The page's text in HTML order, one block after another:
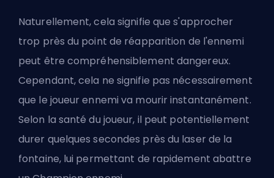
Naturellement, cela signifie que s'approcher
trop près du point de réapparition de l'ennemi
peut être compréhensiblement dangereux.
Cependant, cela ne signifie pas nécessairement
que le joueur ennemi va mourir instantanément.
Selon la santé du joueur, il peut potentiellement
durer quelques secondes près du laser de la
fontaine, lui permettant de rapidement abattre